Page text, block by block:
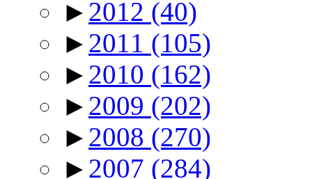
► 2012 (40)
► 2011 (105)
► 2010 (162)
► 2009 (202)
► 2008 (270)
► 2007 (284)